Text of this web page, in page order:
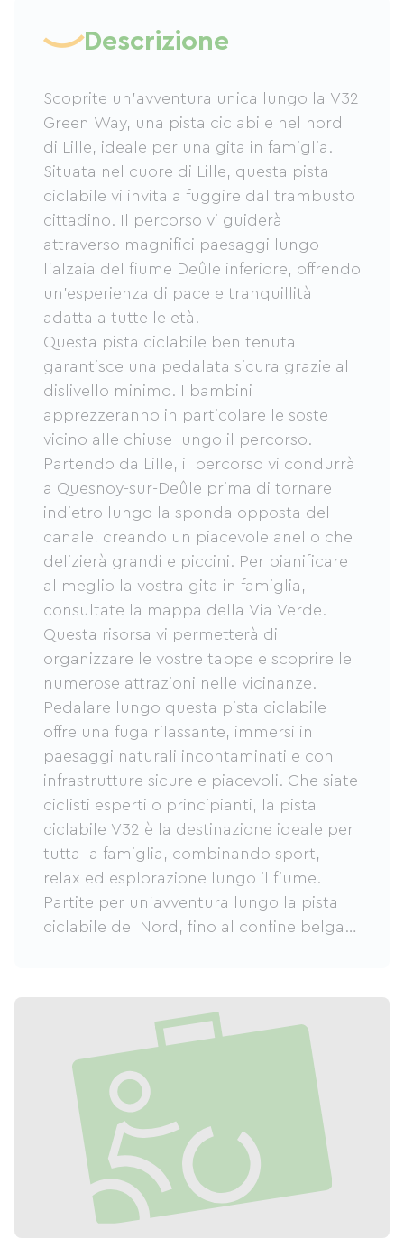
Descrizione
Scoprite un'avventura unica lungo la V32
Green Way, una pista ciclabile nel nord
di Lille, ideale per una gita in famiglia.
Situata nel cuore di Lille, questa pista
ciclabile vi invita a fuggire dal trambusto
cittadino. Il percorso vi guiderà
attraverso magnifici paesaggi lungo
l'alzaia del fiume Deûle inferiore, offrendo
un'esperienza di pace e tranquillità
adatta a tutte le età.
Questa pista ciclabile ben tenuta
garantisce una pedalata sicura grazie al
dislivello minimo. I bambini
apprezzeranno in particolare le soste
vicino alle chiuse lungo il percorso.
Partendo da Lille, il percorso vi condurrà
a Quesnoy-sur-Deûle prima di tornare
indietro lungo la sponda opposta del
canale, creando un piacevole anello che
delizierà grandi e piccini. Per pianificare
al meglio la vostra gita in famiglia,
consultate la mappa della Via Verde.
Questa risorsa vi permetterà di
organizzare le vostre tappe e scoprire le
numerose attrazioni nelle vicinanze.
Pedalare lungo questa pista ciclabile
offre una fuga rilassante, immersi in
paesaggi naturali incontaminati e con
infrastrutture sicure e piacevoli. Che siate
ciclisti esperti o principianti, la pista
ciclabile V32 è la destinazione ideale per
tutta la famiglia, combinando sport,
relax ed esplorazione lungo il fiume.
Partite per un'avventura lungo la pista
ciclabile del Nord, fino al confine belga e